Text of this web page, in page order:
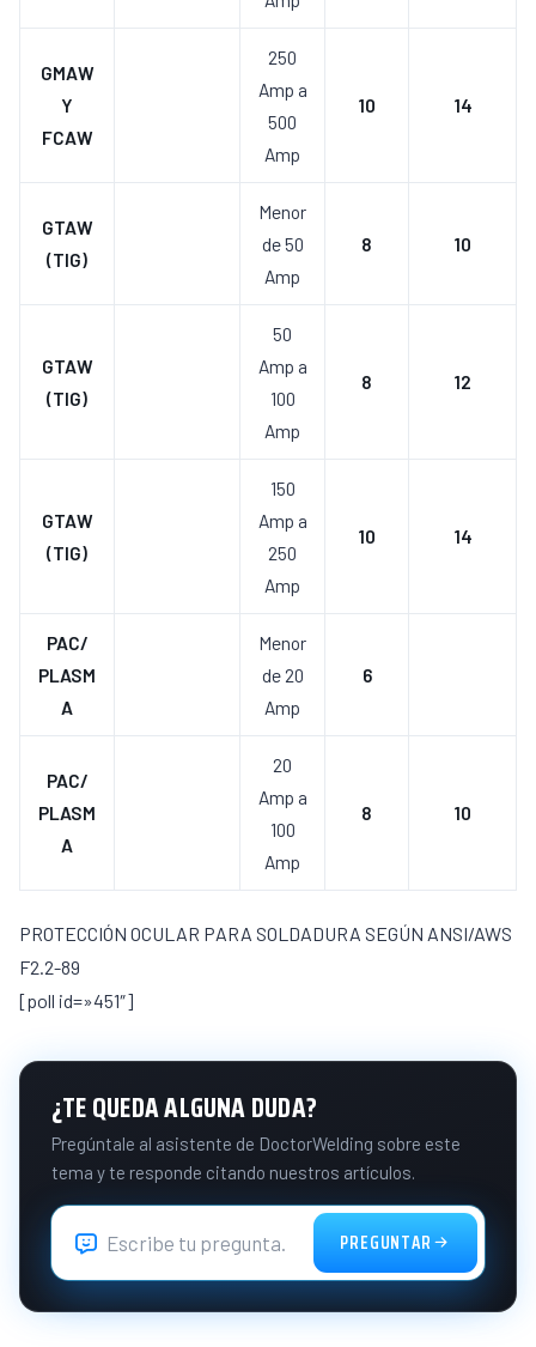
GMAW
Y
FCAW
250
Amp a
500
Amp
10 14
GTAW
(TIG)
Menor
de 50
Amp
8 10
GTAW
(TIG)
50
Amp a
100
Amp
8 12
GTAW
(TIG)
150
Amp a
250
Amp
10 14
PAC/
PLASM
A
Menor
de 20
Amp
6
PAC/
PLASM
A
20
Amp a
100
Amp
8 10
PROTECCIÓN OCULAR PARA SOLDADURA SEGÚN ANSI/AWS
F2.2-89
[poll id=»451″]
¿TE QUEDA ALGUNA DUDA?
Pregúntale al asistente de DoctorWelding sobre este
tema y te responde citando nuestros artículos.
PREGUNTAR